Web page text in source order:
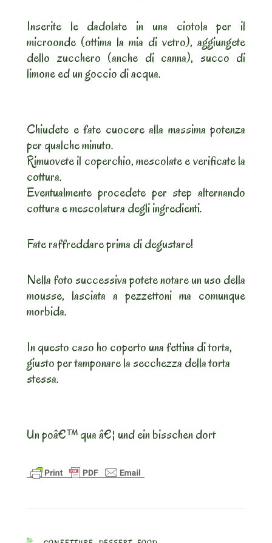
Inserite le dadolate in una ciotola per il
microonde (ottima la mia di vetro), aggiungete
dello zucchero (anche di canna), succo di
limone ed un goccio di acqua.
Chiudete e fate cuocere alla massima potenza
per qualche minuto.
Rimuovete il coperchio, mescolate e verificate la
cottura.
Eventualmente procedete per step alternando
cottura e mescolatura degli ingredienti.
Fate raffreddare prima di degustare!
Nella foto successiva potete notare un uso della
mousse, lasciata a pezzettoni ma comunque
morbida.
In questo caso ho coperto una fettina di torta,
giusto per tamponare la secchezza della torta
stessa.
Un poâ€™ qua â€¦ und ein bisschen dort